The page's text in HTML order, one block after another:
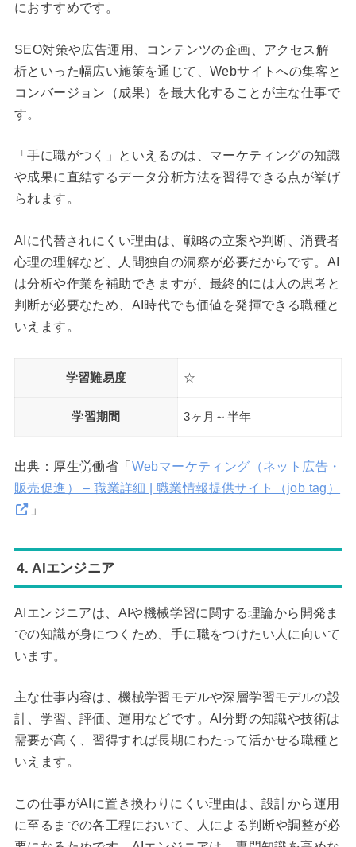
におすすめです。
SEO対策や広告運用、コンテンツの企画、アクセス解
析といった幅広い施策を通じて、Webサイトへの集客と
コンバージョン（成果）を最大化することが主な仕事で
す。
「手に職がつく」といえるのは、マーケティングの知識
や成果に直結するデータ分析方法を習得できる点が挙げ
られます。
AIに代替されにくい理由は、戦略の立案や判断、消費者
心理の理解など、人間独自の洞察が必要だからです。AI
は分析や作業を補助できますが、最終的には人の思考と
判断が必要なため、AI時代でも価値を発揮できる職種と
いえます。
学習難易度 ☆
学習期間 3ヶ月～半年
出典：厚生労働省「 Webマーケティング（ネット広告・
販売促進） – 職業詳細 | 職業情報提供サイト（job tag）
」
4. AIエンジニア
AIエンジニアは、AIや機械学習に関する理論から開発ま
での知識が身につくため、手に職をつけたい人に向いて
います。
主な仕事内容は、機械学習モデルや深層学習モデルの設
計、学習、評価、運用などです。AI分野の知識や技術は
需要が高く、習得すれば長期にわたって活かせる職種と
いえます。
この仕事がAIに置き換わりにくい理由は、設計から運用
に至るまでの各工程において、人による判断や調整が必